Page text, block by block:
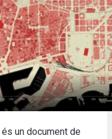
és un document de